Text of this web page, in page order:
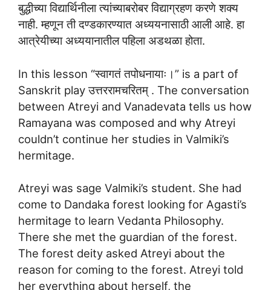
बुद्धीच्या विद्यार्थिनीला त्यांच्याबरोबर विद्याग्रहण करणे शक्य
नाही. म्हणून ती दण्डकारण्यात अध्ययनासाठी आली आहे. हा
आत्रेयीच्या अध्ययानातील पहिला अडथळा होता.
In this lesson “स्वागतं तपोधनायाः।” is a part of
Sanskrit play उत्तररामचरितम् . The conversation
between Atreyi and Vanadevata tells us how
Ramayana was composed and why Atreyi
couldn’t continue her studies in Valmiki’s
hermitage.
Atreyi was sage Valmiki’s student. She had
come to Dandaka forest looking for Agasti’s
hermitage to learn Vedanta Philosophy.
There she met the guardian of the forest.
The forest deity asked Atreyi about the
reason for coming to the forest. Atreyi told
her everything about herself, the